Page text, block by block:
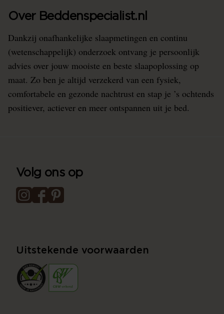
Over Beddenspecialist.nl
Dankzij onafhankelijke slaapmetingen en continu
(wetenschappelijk) onderzoek ontvang je persoonlijk
advies over jouw mooiste en beste slaapoplossing op
maat. Zo ben je altijd verzekerd van een fysiek,
comfortabele en gezonde nachtrust en stap je ’s ochtends
positiever, actiever en meer ontspannen uit je bed.
Volg ons op
Uitstekende voorwaarden